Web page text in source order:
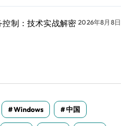
制：技术实战解密 2026年8月8日
Windows 中国